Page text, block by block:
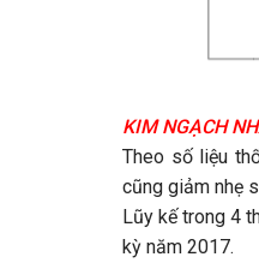
KIM NGẠCH
Theo số liệu
cũng giảm nhẹ
Lũy kế trong 4
kỳ năm 2017.